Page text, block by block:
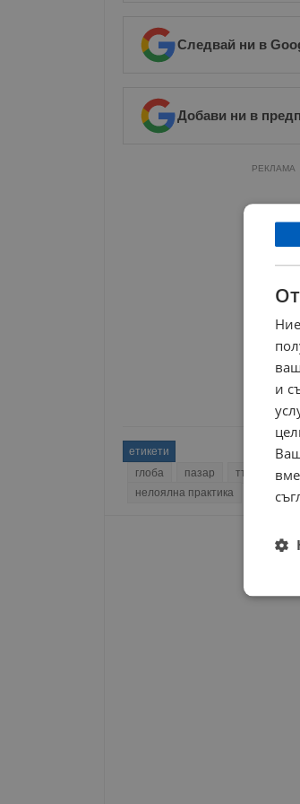
Следвай ни в
Добави ни в
РЕКЛАМА
етикети
глоба
пазар търговска
нелоялна практика
и